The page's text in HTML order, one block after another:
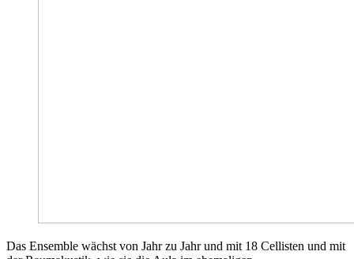
Das Ensemble wächst von Jahr zu Jahr und mit 18 Cellisten und mit